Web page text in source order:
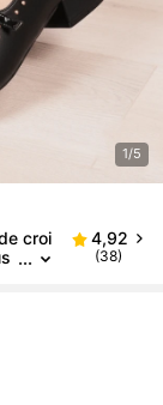
1/5
croi
4,92
(38)